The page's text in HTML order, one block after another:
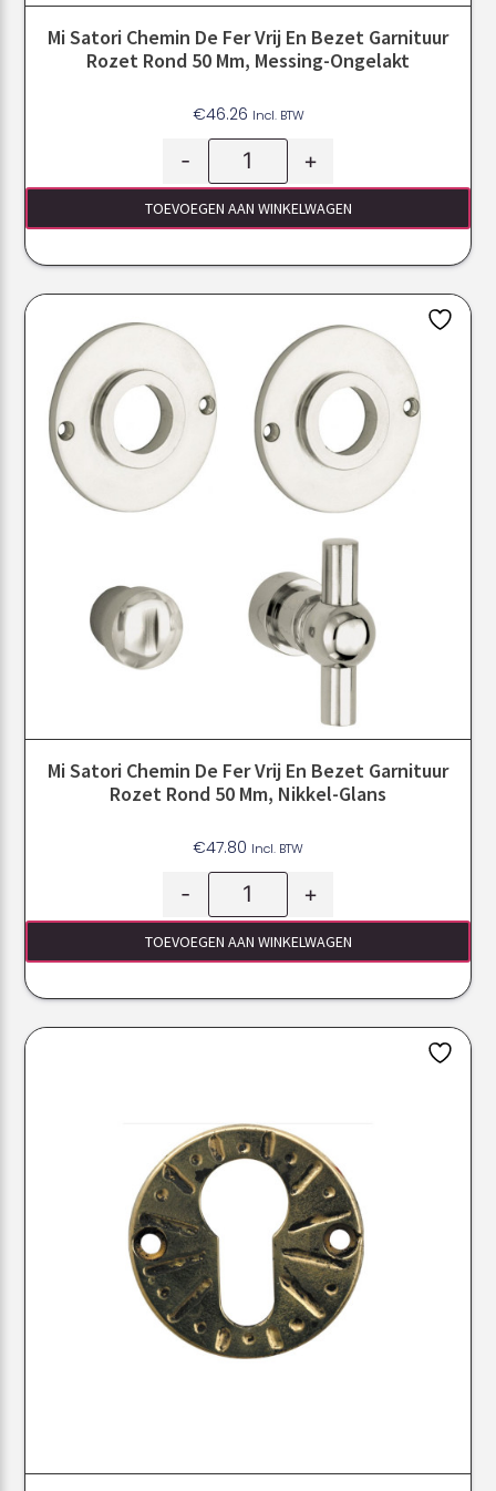
Mi Satori Chemin De Fer Vrij En Bezet Garnituur
Rozet Rond 50 Mm, Messing-Ongelakt
€46.26 Incl. BTW
- +
TOEVOEGEN AAN WINKELWAGEN
Mi Satori Chemin De Fer Vrij En Bezet Garnituur
Rozet Rond 50 Mm, Nikkel-Glans
€47.80 Incl. BTW
- +
TOEVOEGEN AAN WINKELWAGEN